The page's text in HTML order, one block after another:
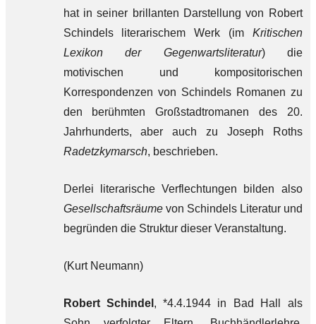
hat in seiner brillanten Darstellung von Robert
Schindels literarischem Werk (im Kritischen
Lexikon der Gegenwartsliteratur) die
motivischen und kompositorischen
Korrespondenzen von Schindels Romanen zu
den berühmten Großstadtromanen des 20.
Jahrhunderts, aber auch zu Joseph Roths
Radetzkymarsch, beschrieben.
Derlei literarische Verflechtungen bilden also
Gesellschaftsräumevon Schindels Literatur und
begründen die Struktur dieser Veranstaltung.
(Kurt Neumann)
Robert Schindel , *4.4.1944 in Bad Hall als